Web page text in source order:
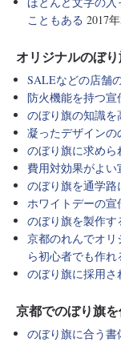
こともある 2017
オリジナルのぼ
SALEなどの店舗
防火機能を持つ宣
のぼり旗の知識
凝ったデザインの
のぼり旗に求め
費用対効果がよい
のぼり旗を通学
ホワイトデーの宣
のぼり旗を製作す
京都のれんでオ
ら初心者でも作れ
のぼり旗に採用さ
京都でのぼり旗
のぼり旗に合う書